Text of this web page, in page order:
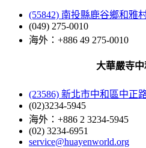
(55842) 南投縣鹿谷鄉和雅
(049) 275-0010
海外：+886 49 275-0010
大華嚴寺
(23586) 新北市中和區中正
(02)3234-5945
海外：+886 2 3234-5945
(02) 3234-6951
service@huayenworld.org